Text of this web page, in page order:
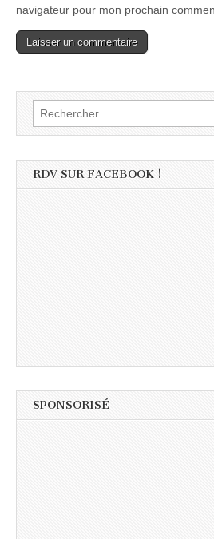
navigateur pour mon prochain
Rechercher :
RDV SUR FACEBOOK !
SPONSORISÉ